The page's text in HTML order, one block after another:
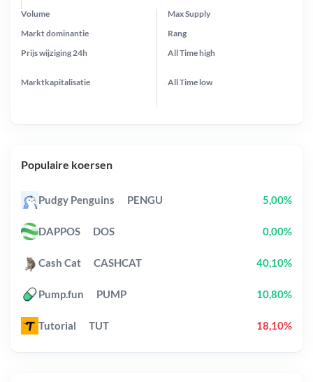
Prijs wijziging 24h
Max Supply
Markt dominantie
Marktkapitalisatie
Volume
Rang
All Timehigh
All Time low
Populaire koersen
Pudgy Penguins PENGU 5,00%
DAPPOS DOS 0,00%
Cash Cat CASHCAT 40,10%
Pump.fun PUMP 10,80%
Tutorial TUT 18,10%